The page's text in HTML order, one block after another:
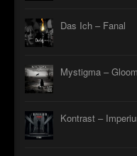
Das Ich – Fanal
Mystigma –
Kontrast –